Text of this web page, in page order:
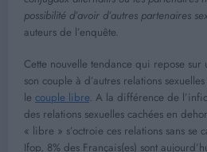
possibilité d’avoir d’autres partenaires
auteurs de l’enquête.
Cette nouvelle tendance qui repose
son couple à d’autres relations
le couple libre. A la différence de
des relations sexuelles cachées en
« libre » s’octroie ces relations sans se
Ifop, 8% des Français(es) sont